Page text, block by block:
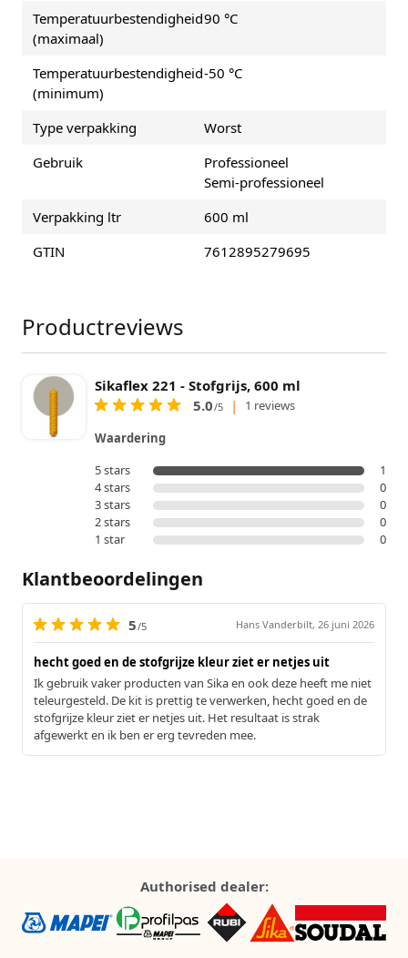
Temperatuurbestendigheid
(maximaal)
90 °C
Temperatuurbestendigheid
(minimum)
-50 °C
Type verpakking
Worst
Gebruik
Professioneel
Semi-professioneel
Verpakking ltr
600 ml
GTIN
7612895279695
Productreviews
Sikaflex 221 - Stofgrijs, 600 ml
5.0/5 | 1 reviews
Waardering
5 stars
1
4 stars
0
3 stars
0
2 stars
0
1 star
0
Klantbeoordelingen
5/5 Hans Vanderbilt, 26 juni 2026
hecht goed en de stofgrijze kleur ziet er netjes uit
Ik gebruik vaker producten van Sika en ook deze heeft me niet
teleurgesteld. De kit is prettig te verwerken, hecht goed en de
stofgrijze kleur ziet er netjes uit. Het resultaat is strak
afgewerkt en ik ben er erg tevreden mee.
Authorised dealer: